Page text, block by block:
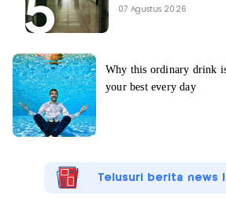
07 Agustus 2026
Telusuri berita news